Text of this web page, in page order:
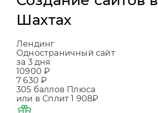
Создание сайтов в
Шахтах
Лендинг
Одностраничный сайт
за 3 дня
10900 ₽
7 630 ₽
305баллов Плюса
или в Сплит